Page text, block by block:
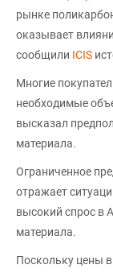
рынке
оказывает
сообщили ICIS
Многие
необходимые
высказал
материала.
Ограниченное
отражает
высокий спрос в
материала.
Поскольку цены